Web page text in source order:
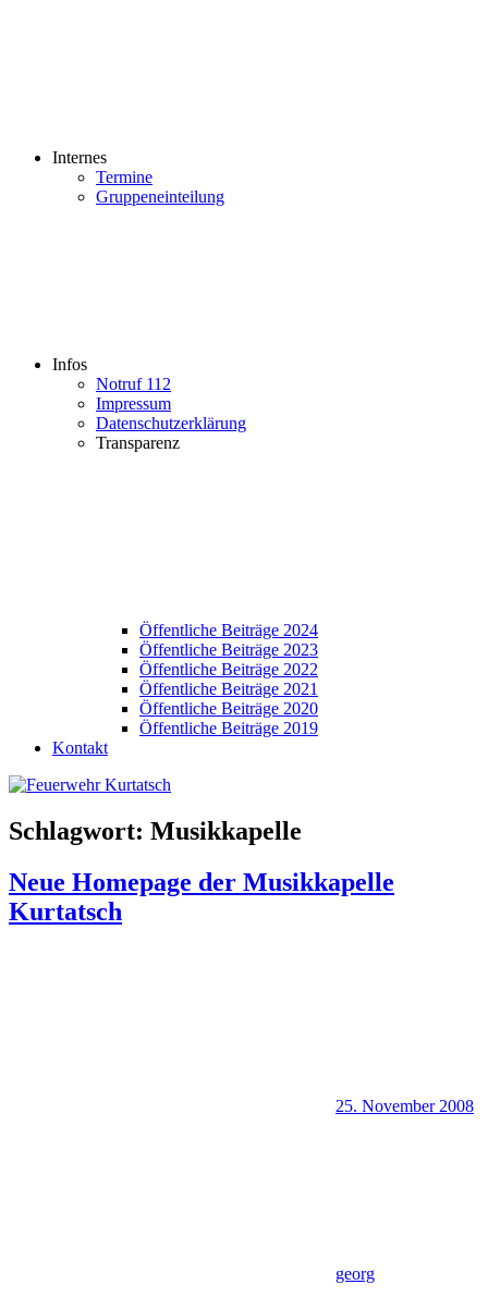
Internes
Termine
Gruppeneinteilung
Infos
Notruf 112
Impressum
Datenschutzerklärung
Transparenz
Öffentliche Beiträge 2024
Öffentliche Beiträge 2023
Öffentliche Beiträge 2022
Öffentliche Beiträge 2021
Öffentliche Beiträge 2020
Öffentliche Beiträge 2019
Kontakt
Schlagwort: Musikkapelle
Neue Homepage der Musikkapelle
Kurtatsch
25. November 2008
georg